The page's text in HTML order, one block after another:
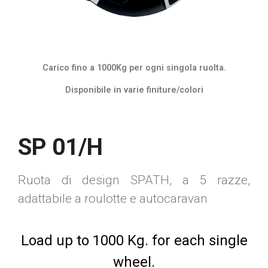
Carico fino a 1000Kg per ogni singola ruolta.
Disponibile in varie finiture/colori
SP 01/H
Ruota di design SPATH, a 5 razze,
adattabile a roulotte e autocaravan
Load up to 1000 Kg. for each single
wheel.